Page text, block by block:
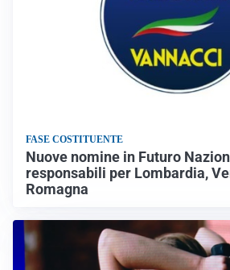
FASE COSTITUENTE
Nuove nomine in Futuro
responsabili per Lombardia,
Romagna